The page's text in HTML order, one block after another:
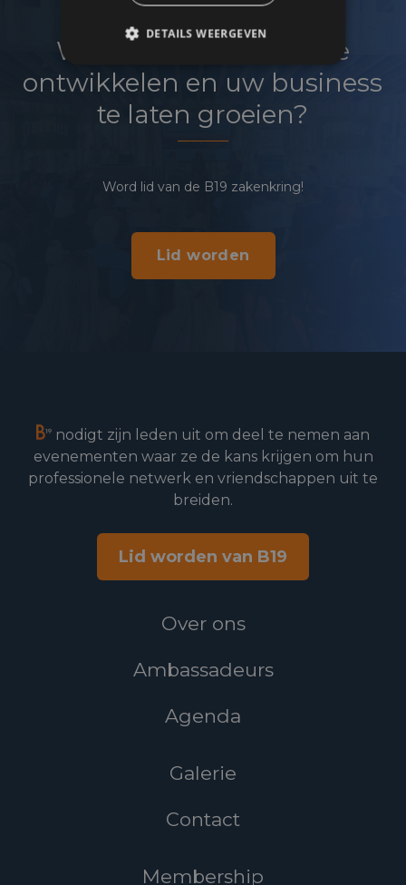
Wenst u uw netwerk te
ontwikkelen en uw business
te laten groeien?
Word lid van de B19 zakenkring!
Lid worden
nodigt zijn leden uit om deel te nemen aan
evenementen waar ze de kans krijgen om hun
professionele netwerk en vriendschappen uit te
breiden.
Lid worden van B19
Over ons
Ambassadeurs
Agenda
Galerie
Contact
Membership
DETAILS WEERGEVEN